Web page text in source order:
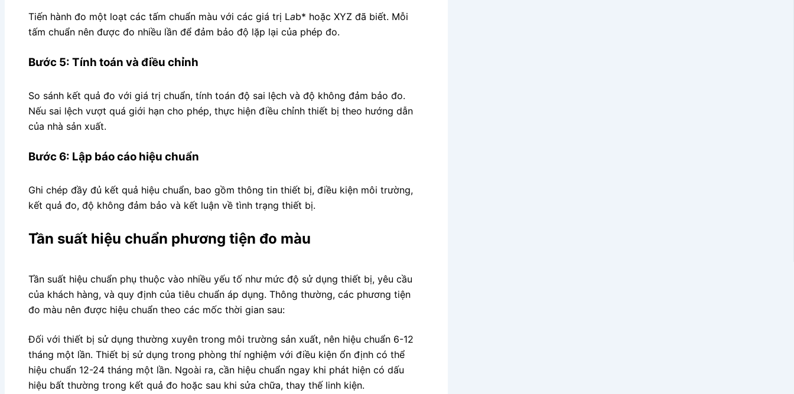
Tiến hành đo một loạt các tấm chuẩn màu với các giá trị Lab* hoặc XYZ đã biết. Mỗi
tấm chuẩn nên được đo nhiều lần để đảm bảo độ lặp lại của phép đo.
Bước 5: Tính toán và điều chỉnh
So sánh kết quả đo với giá trị chuẩn, tính toán độ sai lệch và độ không đảm bảo đo.
Nếu sai lệch vượt quá giới hạn cho phép, thực hiện điều chỉnh thiết bị theo hướng dẫn
của nhà sản xuất.
Bước 6: Lập báo cáo hiệu chuẩn
Ghi chép đầy đủ kết quả hiệu chuẩn, bao gồm thông tin thiết bị, điều kiện môi trường,
kết quả đo, độ không đảm bảo và kết luận về tình trạng thiết bị.
Tần suất hiệu chuẩn phương tiện đo màu
Tần suất hiệu chuẩn phụ thuộc vào nhiều yếu tố như mức độ sử dụng thiết bị, yêu cầu
của khách hàng, và quy định của tiêu chuẩn áp dụng. Thông thường, các phương tiện
đo màu nên được hiệu chuẩn theo các mốc thời gian sau:
Đối với thiết bị sử dụng thường xuyên trong môi trường sản xuất, nên hiệu chuẩn 6-12
tháng một lần. Thiết bị sử dụng trong phòng thí nghiệm với điều kiện ổn định có thể
hiệu chuẩn 12-24 tháng một lần. Ngoài ra, cần hiệu chuẩn ngay khi phát hiện có dấu
hiệu bất thường trong kết quả đo hoặc sau khi sửa chữa, thay thế linh kiện.